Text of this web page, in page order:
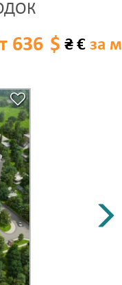
$ ₴ € за м
636